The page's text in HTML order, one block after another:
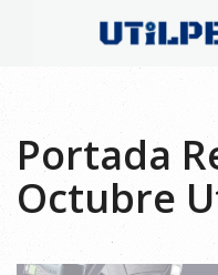
Portada
Octubre